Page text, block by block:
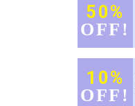
50%
OFF!
10%
OFF!